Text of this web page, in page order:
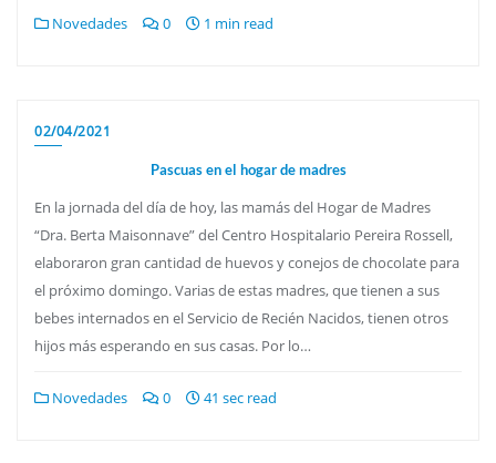
Novedades 0 1 min read
02/04/2021
Pascuas en el hogar de madres
En la jornada del día de hoy, las mamás del Hogar de Madres
“Dra. Berta Maisonnave” del Centro Hospitalario Pereira Rossell,
elaboraron gran cantidad de huevos y conejos de chocolate para
el próximo domingo. Varias de estas madres, que tienen a sus
bebes internados en el Servicio de Recién Nacidos, tienen otros
hijos más esperando en sus casas. Por lo…
Novedades 0 41 sec read